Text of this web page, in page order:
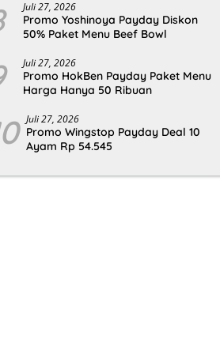
Juli 27, 2026
Promo Yoshinoya Payday Diskon
50% Paket Menu Beef Bowl
Juli 27, 2026
Promo HokBen Payday Paket Menu
Harga Hanya 50 Ribuan
Juli 27, 2026
Promo Wingstop Payday Deal 10
Ayam Rp 54.545